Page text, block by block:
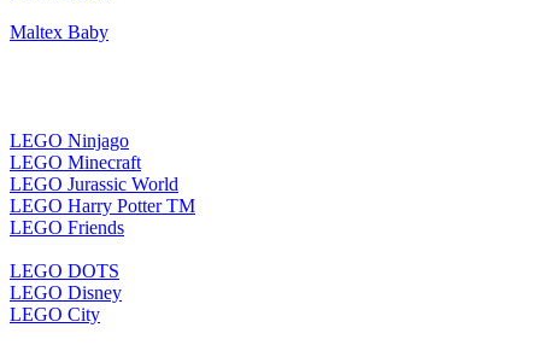
Maltex Baby
LEGO Ninjago
LEGO Minecraft
LEGO Jurassic World
LEGO Harry Potter TM
LEGO Friends
LEGO DOTS
LEGO Disney
LEGO City